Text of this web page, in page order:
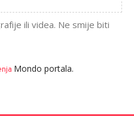
ili videa. Ne smije biti
Mondo portala.